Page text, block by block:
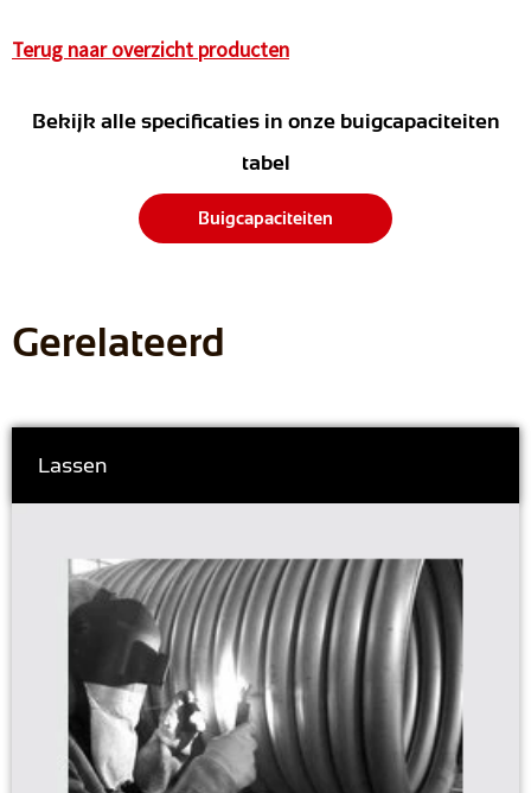
Terug naar overzicht producten
Bekijk alle specificaties in onze buigcapaciteiten
tabel
Buigcapaciteiten
Gerelateerd
Lassen